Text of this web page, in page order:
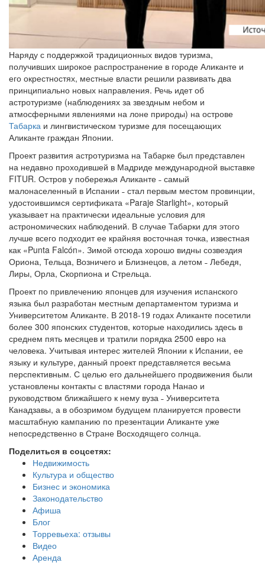
Наряду с поддержкой традиционных видов туризма,
получивших широкое распространение в городе Аликанте и
его окрестностях, местные власти решили развивать два
принципиально новых направления. Речь идет об
астротуризме (наблюдениях за звездным небом и
атмосферными явлениями на лоне природы) на острове
Табарка и лингвистическом туризме для посещающих
Аликанте граждан Японии.
Проект развития астротуризма на Табарке был представлен
на недавно проходившей в Мадриде международной выставке
FITUR. Остров у побережья Аликанте ˗ самый
малонаселенный в Испании ˗ стал первым местом провинции,
удостоившимся сертификата «Paraje Starlight», который
указывает на практически идеальные условия для
астрономических наблюдений. В случае Табарки для этого
лучше всего подходит ее крайняя восточная точка, известная
как «Punta Falcón». Зимой отсюда хорошо видны созвездия
Ориона, Тельца, Возничего и Близнецов, а летом ˗ Лебедя,
Лиры, Орла, Скорпиона и Стрельца.
Проект по привлечению японцев для изучения испанского
языка был разработан местным департаментом туризма и
Университетом Аликанте. В 2018-19 годах Аликанте посетили
более 300 японских студентов, которые находились здесь в
среднем пять месяцев и тратили порядка 2500 евро на
человека. Учитывая интерес жителей Японии к Испании, ее
языку и культуре, данный проект представляется весьма
перспективным. С целью его дальнейшего продвижения были
установлены контакты с властями города Нанао и
руководством ближайшего к нему вуза ˗ Университета
Канадзавы, а в обозримом будущем планируется провести
масштабную кампанию по презентации Аликанте уже
непосредственно в Стране Восходящего солнца.
Поделиться в соцсетях:
Недвижимость
Культура и общество
Бизнес и экономика
Законодательство
Афиша
Блог
Торревьеха: отзывы
Видео
Аренда